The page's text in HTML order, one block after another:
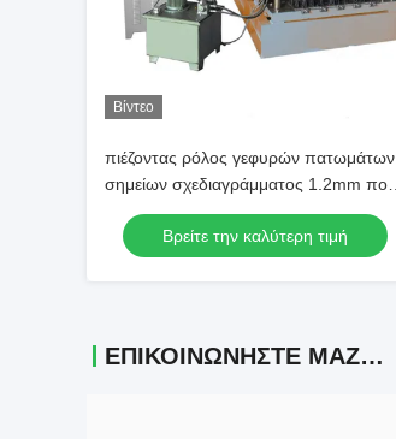
Βίντεο
πιέζοντας ρόλος γεφυρών πατωμάτων
σημείων σχεδιαγράμματος 1.2mm που
διαμορφώνει τη μηχανή
Βρείτε την καλύτερη τιμή
ΕΠΙΚΟΙΝΩΝΉΣΤΕ ΜΑΖΊ ΜΑΣ